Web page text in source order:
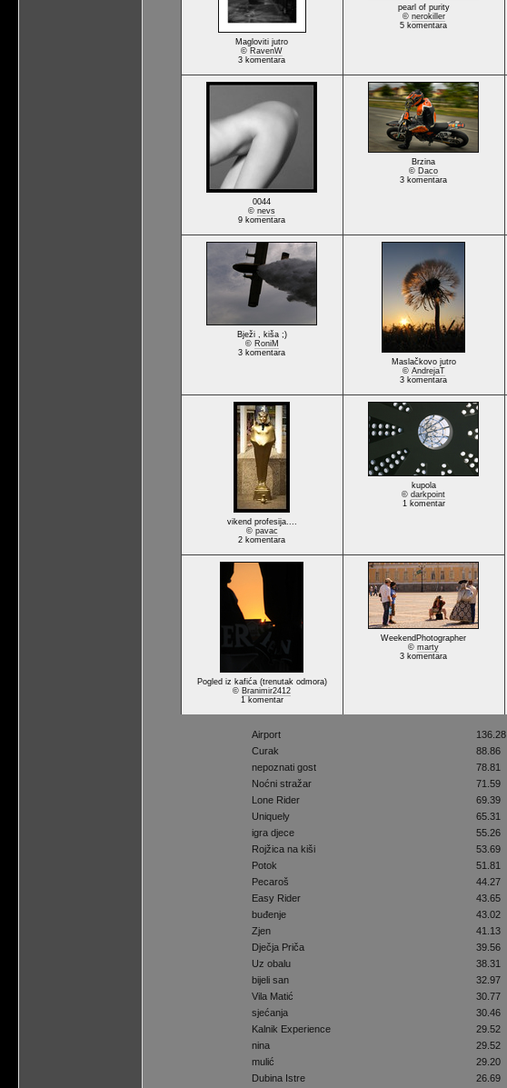
Magloviti jutro
© RavenW
3 komentara
pearl of purity
© nerokiller
5 komentara
0044
©nevs
9 komentara
Brzina
© Daco
3 komentara
Bježi , kiša ;)
© RoniM
3 komentara
Maslačkovo jutro
© AndrejaT
3 komentara
vikend profesija....
© pavac
2 komentara
kupola
©darkpoint
1 komentar
Pogled iz kafića (trenutak odmora)
© Branimir2412
1 komentar
WeekendPhotographer
©marty
3 komentara
Airport
136.28
Curak
88.86
nepoznati gost
78.81
Noćni stražar
71.59
Lone Rider
69.39
Uniquely
65.31
igra djece
55.26
Rojžica na kiši
53.69
Potok
51.81
Pecaroš
44.27
Easy Rider
43.65
buđenje
43.02
Zjen
41.13
Dječja Priča
39.56
Uz obalu
38.31
bijeli san
32.97
Vila Matić
30.77
sjećanja
30.46
Kalnik Experience
29.52
nina
29.52
mulić
29.20
Dubina Istre
26.69